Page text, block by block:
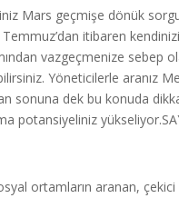
geçmişe dönük
itibaren
vazgeçmenize sebep
Yöneticilerle aranız
sonuna dek bu konuda
potansiyeliniz
ortamların aranan,